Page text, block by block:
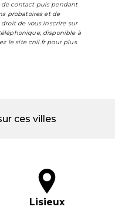
contact puis pendant
probatoires et de
de vous inscrire sur
disponible à
le site cnil.fr pour plus
ces villes
Lisieux